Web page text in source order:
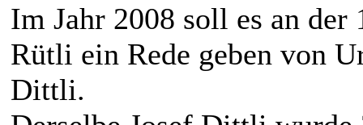
Im Jahr 2008 soll es an
Rütli ein Rede geben von
Dittli.